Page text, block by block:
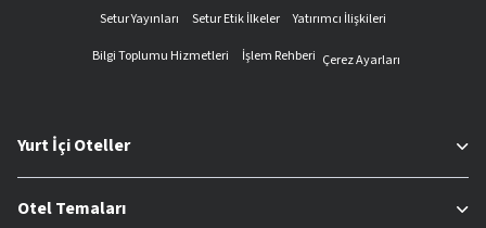
Setur Yayınları
Setur Etik İlkeler
Yatırımcı İlişkileri
Bilgi Toplumu Hizmetleri
İşlem Rehberi Çerez Ayarları
Yurt İçi Oteller
Otel Temaları